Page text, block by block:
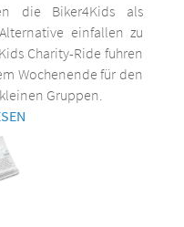
die Biker4Kids als
einfallen zu
Charity-Ride fuhren
Wochenende für den
Gruppen.